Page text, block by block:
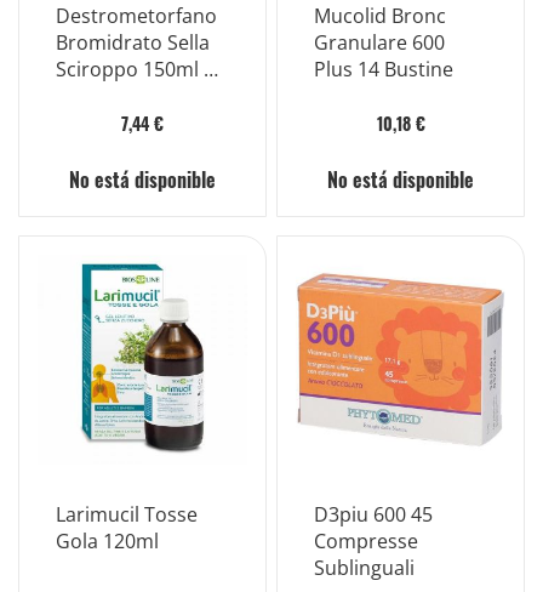
Destrometorfano
Bromidrato Sella
Sciroppo 150ml 30
7,44 €
No está disponible
Mucolid Bronc
Granulare 600
Plus 14 Bustine
10,18 €
No está disponible
Larimucil Tosse
Gola 120ml
D3piu 600 45
Compresse
Sublinguali